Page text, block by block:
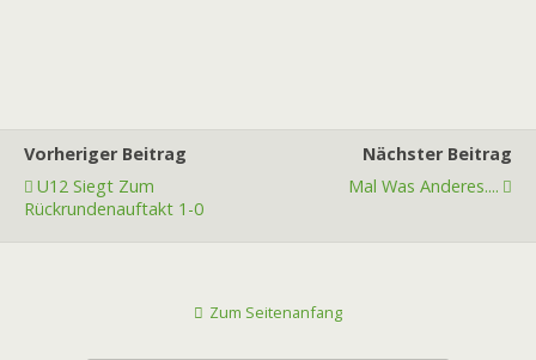
Vorheriger Beitrag
U12 Siegt Zum
Rückrundenauftakt 1-0
Nächster Beitrag
Mal Was Anderes....
Zum Seitenanfang